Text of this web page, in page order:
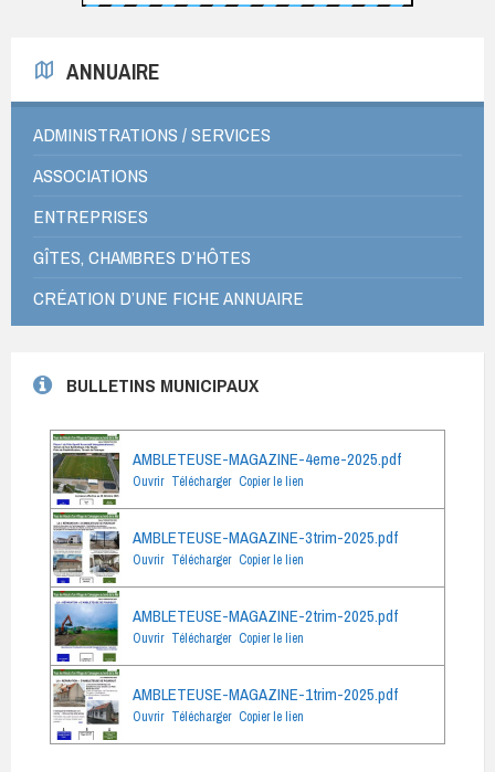
ANNUAIRE
ADMINISTRATIONS / SERVICES
ASSOCIATIONS
ENTREPRISES
GÎTES, CHAMBRES D’HÔTES
CRÉATION D’UNE FICHE ANNUAIRE
BULLETINS MUNICIPAUX
AMBLETEUSE-MAGAZINE-4eme-2025.pdf
Ouvrir Télécharger Copier le lien
AMBLETEUSE-MAGAZINE-3trim-2025.pdf
Ouvrir Télécharger Copier le lien
AMBLETEUSE-MAGAZINE-2trim-2025.pdf
Ouvrir Télécharger Copier le lien
AMBLETEUSE-MAGAZINE-1trim-2025.pdf
Ouvrir Télécharger Copier le lien